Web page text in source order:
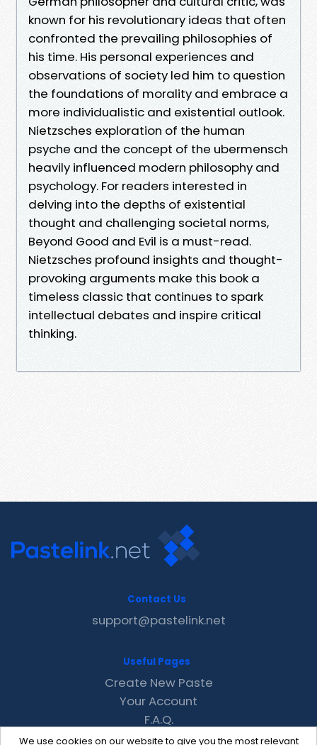
known for his revolutionary ideas that often
confronted the prevailing philosophies of
his time. His personal experiences and
observations of society led him to question
the foundations of morality and embrace a
more individualistic and existential outlook.
Nietzsches exploration of the human
psyche and the concept of the ubermensch
heavily influenced modern philosophy and
psychology. For readers interested in
delving into the depths of existential
thought and challenging societal norms,
Beyond Good and Evil is a must-read.
Nietzsches profound insights and thought-
provoking arguments make this book a
timeless classic that continues to spark
intellectual debates and inspire critical
thinking.
We use cookies on our website to give you the most relevant
Contact Us
support@pastelink.net
Useful Pages
Create New Paste
Your Account
F.A.Q.
Recent